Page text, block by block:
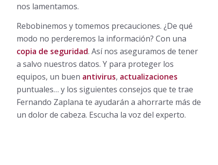
nos lamentamos.
Rebobinemos y tomemos precauciones. ¿De qué
modo no perderemos la información? Con una
copia de seguridad. Así nos aseguramos de tener
a salvo nuestros datos. Y para proteger los
equipos, un buen antivirus, actualizaciones
puntuales… y los siguientes consejos que te trae
Fernando Zaplana te ayudarán a ahorrarte más de
un dolor de cabeza. Escucha la voz del experto.